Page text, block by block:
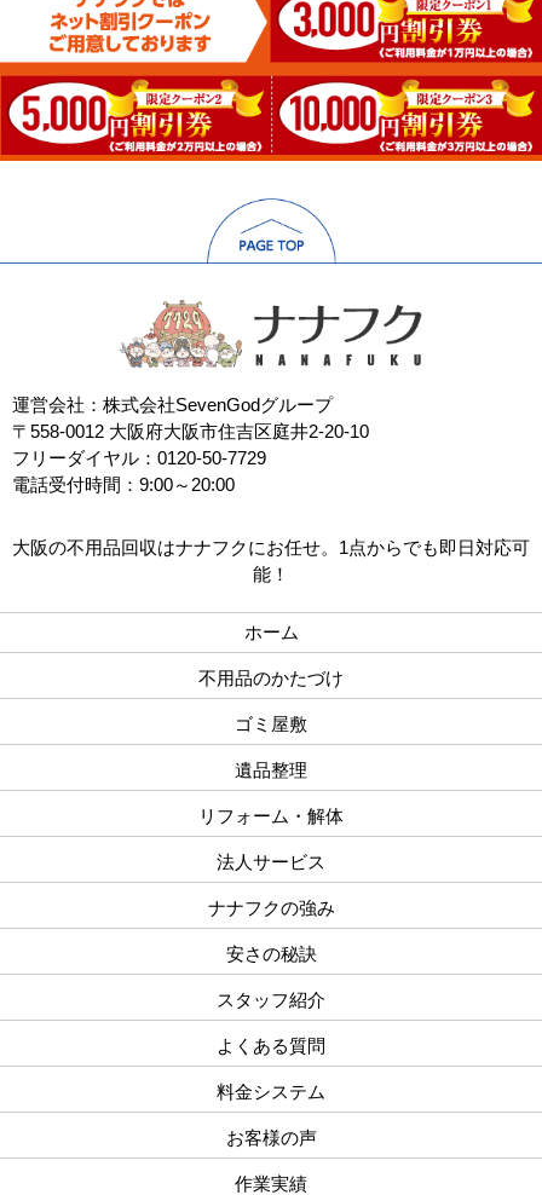
運営会社：株式会社SevenGodグループ
〒558-0012 大阪府大阪市住吉区庭井2-20-10
フリーダイヤル：0120-50-7729
電話受付時間：9:00～20:00
大阪の不用品回収はナナフクにお任せ。1点からでも即日対応可
能！
ホーム
不用品のかたづけ
ゴミ屋敷
遺品整理
リフォーム・解体
法人サービス
ナナフクの強み
安さの秘訣
スタッフ紹介
よくある質問
料金システム
お客様の声
作業実績